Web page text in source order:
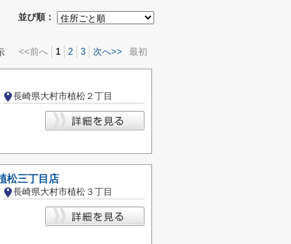
並び順：
<<前へ 1 2 3 次へ>> 最初
長崎県大村市植松２丁目
松三丁目店
長崎県大村市植松３丁目